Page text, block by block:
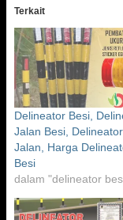
Terkait
Delineator Besi,
Jalan Besi, Delineator
Jalan, Harga
Besi
dalam "delineator